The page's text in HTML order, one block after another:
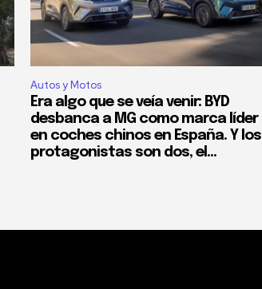
Autos y Motos
Era algo que se veía venir: BYD
desbanca a MG como marca líder
en coches chinos en España. Y los
protagonistas son dos, el...